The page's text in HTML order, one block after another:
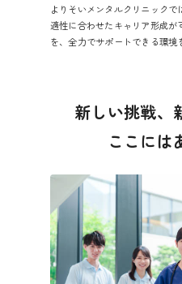
よりそいメンタルクリニック
適性に合わせたキャリア形成が
を、全力でサポートできる環境
新しい挑戦、
ここには